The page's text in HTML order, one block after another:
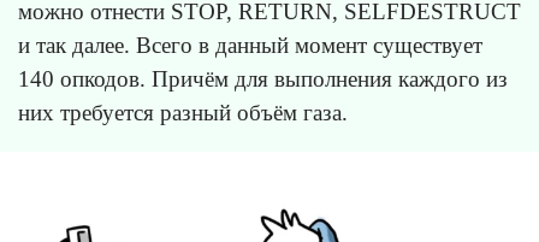
можно отнести STOP, RETURN, SELFDESTRUCT
и так далее. Всего в данный момент существует
140 опкодов. Причём для выполнения каждого из
них требуется разный объём газа.